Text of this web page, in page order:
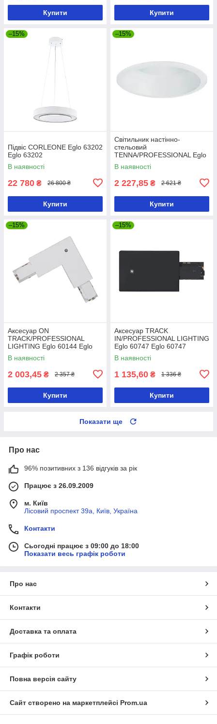
Купити Купити
–15%
Підвіс CORLEONE Eglo 63202
Eglo 63202
В наявності
22 780 ₴ 26 800 ₴
Купити
–15%
Світильник настінно-
стельовий
TENNA/PROFESSIONAL Eglo
61418
В наявності
2 227,85 ₴ 2 621 ₴
Купити
–15%
Аксесуар ON
TRACK/PROFESSIONAL
LIGHTING Eglo 60144 Eglo
60144
В наявності
2 003,45 ₴ 2 357 ₴
Купити
–15%
Аксесуар TRACK
IN/PROFESSIONAL LIGHTING
Eglo 60747 Eglo 60747
В наявності
1 135,60 ₴ 1 336 ₴
Купити
Показати ще
Про нас
96% позитивних з 136 відгуків за рік
Працює з 26.09.2009
м. Київ
Лісовий проспект 39а, Київ, Україна
Контакти
Сьогодні працює з 09:00 до 18:00
Показати весь графік роботи
Про нас
Контакти
Доставка та оплата
Графік роботи
Повна версія сайту
Сайт створено на маркетплейсі Prom.ua